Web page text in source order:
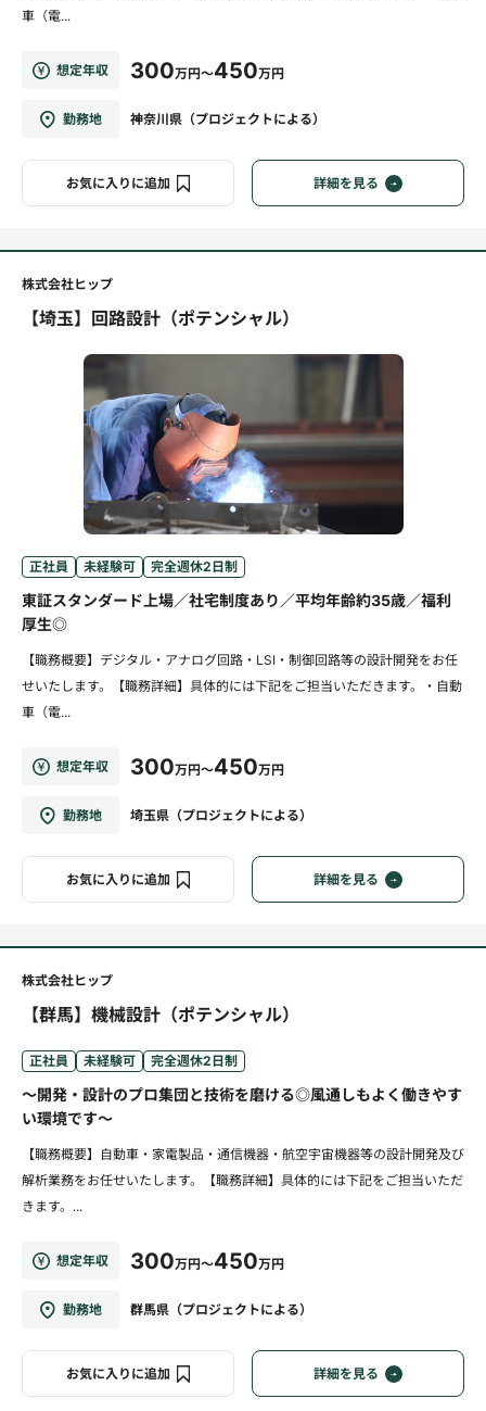
車（電...
想定年収 300万円～450万円
勤務地 神奈川県（プロジェクトによる）
お気に入りに追加 詳細を見る
株式会社ヒップ
【埼玉】回路設計（ポテンシャル）
正社員 未経験可 完全週休2日制
東証スタンダード上場／社宅制度あり／平均年齢約35歳／福利
厚生◎
【職務概要】デジタル・アナログ回路・LSI・制御回路等の設計開発をお任
せいたします。【職務詳細】具体的には下記をご担当いただきます。・自動
車（電...
想定年収 300万円～450万円
勤務地 埼玉県（プロジェクトによる）
お気に入りに追加 詳細を見る
株式会社ヒップ
【群馬】機械設計（ポテンシャル）
正社員 未経験可 完全週休2日制
～開発・設計のプロ集団と技術を磨ける◎風通しもよく働きやす
い環境です～
【職務概要】自動車・家電製品・通信機器・航空宇宙機器等の設計開発及び
解析業務をお任せいたします。【職務詳細】具体的には下記をご担当いただ
きます。...
想定年収 300万円～450万円
勤務地 群馬県（プロジェクトによる）
お気に入りに追加 詳細を見る